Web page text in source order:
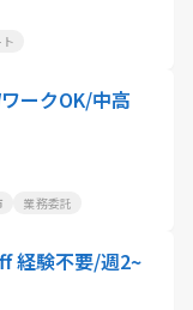
ークOK/中高
業務委託
経験不要/週2~